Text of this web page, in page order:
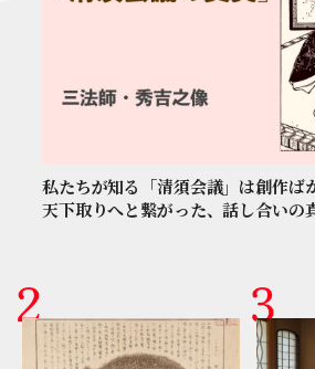
私たちが知る「清須会議」は創作ば
天下取りへと繋がった、話し合いの